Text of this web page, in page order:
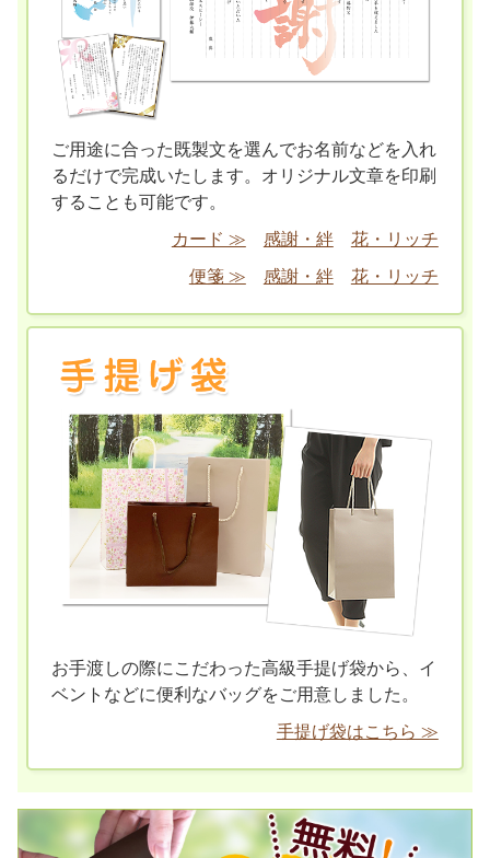
ご用途に合った既製文を選んでお名前などを入れ
るだけで完成いたします。オリジナル文章を印刷
することも可能です。
カード ≫
感謝・絆
花・リッチ
便箋 ≫
感謝・絆 花・リッチ
お手渡しの際にこだわった高級手提げ袋から、イ
ベントなどに便利なバッグをご用意しました。
手提げ袋はこちら ≫